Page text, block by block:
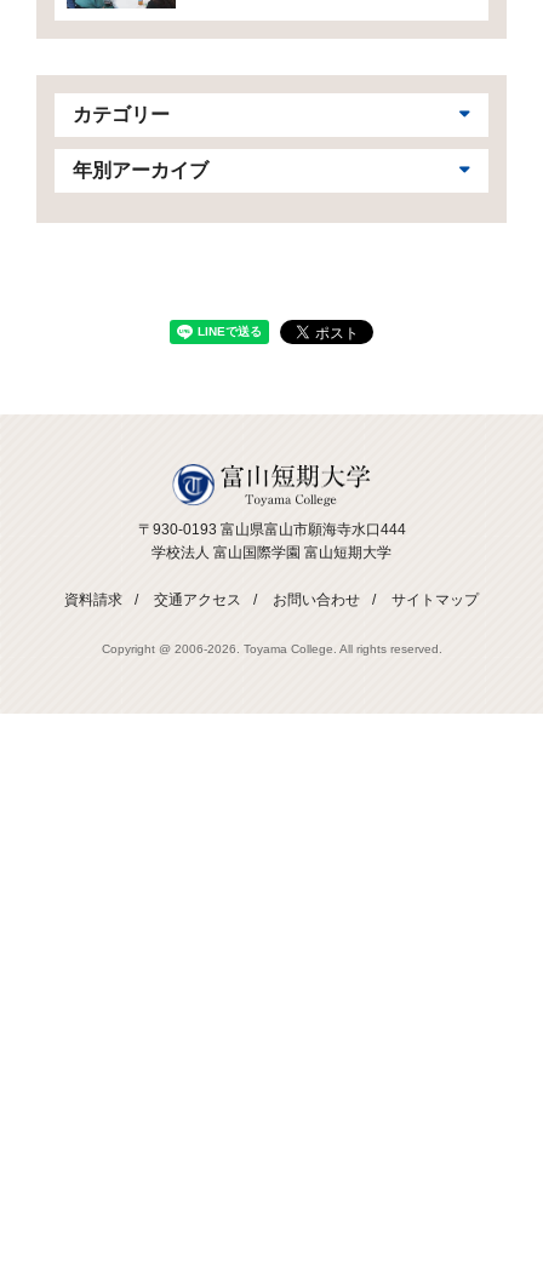
カテゴリー
年別アーカイブ
〒930-0193 富山県富山市願海寺水口444
学校法人 富山国際学園 富山短期大学
資料請求 交通アクセス お問い合わせ サイトマップ
Copyright @ 2006-2026. Toyama College. All rights reserved.